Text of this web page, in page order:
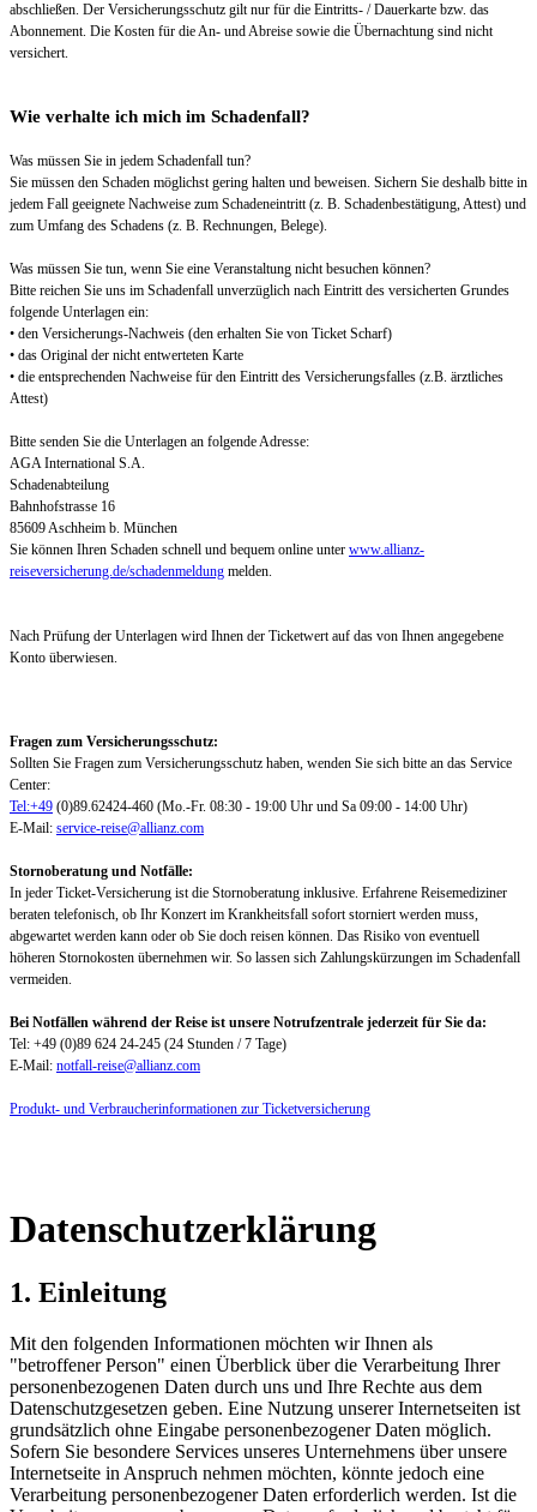
abschließen. Der Versicherungsschutz gilt nur für die Eintritts- / Dauerkarte bzw. das
Abonnement. Die Kosten für die An- und Abreise sowie die Übernachtung sind nicht
versichert.
Wie verhalte ich mich im Schadenfall?
Was müssen Sie in jedem Schadenfall tun?
Sie müssen den Schaden möglichst gering halten und beweisen. Sichern Sie deshalb bitte in
jedem Fall geeignete Nachweise zum Schadeneintritt (z. B. Schadenbestätigung, Attest) und
zum Umfang des Schadens (z. B. Rechnungen, Belege).
Was müssen Sie tun, wenn Sie eine Veranstaltung nicht besuchen können?
Bitte reichen Sie uns im Schadenfall unverzüglich nach Eintritt des versicherten Grundes
folgende Unterlagen ein:
• den Versicherungs-Nachweis (den erhalten Sie von Ticket Scharf)
• das Original der nicht entwerteten Karte
• die entsprechenden Nachweise für den Eintritt des Versicherungsfalles (z.B. ärztliches
Attest)
Bitte senden Sie die Unterlagen an folgende Adresse:
AGA International S.A.
Schadenabteilung
Bahnhofstrasse 16
85609 Aschheim b. München
Sie können Ihren Schaden schnell und bequem online unter www.allianz-
reiseversicherung.de/schadenmeldung melden.
Nach Prüfung der Unterlagen wird Ihnen der Ticketwert auf das von Ihnen angegebene
Konto überwiesen.
Fragen zum Versicherungsschutz:
Sollten Sie Fragen zum Versicherungsschutz haben, wenden Sie sich bitte an das Service
Center:
Tel:+49 (0)89.62424-460 (Mo.-Fr. 08:30 - 19:00 Uhr und Sa 09:00 - 14:00 Uhr)
E-Mail: service-reise@allianz.com
Stornoberatung und Notfälle:
In jeder Ticket-Versicherung ist die Stornoberatung inklusive. Erfahrene Reisemediziner
beraten telefonisch, ob Ihr Konzert im Krankheitsfall sofort storniert werden muss,
abgewartet werden kann oder ob Sie doch reisen können. Das Risiko von eventuell
höheren Stornokosten übernehmen wir. So lassen sich Zahlungskürzungen im Schadenfall
vermeiden.
Bei Notfällen während der Reise ist unsere Notrufzentrale jederzeit für Sie da:
Tel: +49 (0)89 624 24-245 (24 Stunden / 7 Tage)
E-Mail: notfall-reise@allianz.com
Produkt- und Verbraucherinformationen zur Ticketversicherung
Datenschutzerklärung
1. Einleitung
Mit den folgenden Informationen möchten wir Ihnen als
"betroffener Person" einen Überblick über die Verarbeitung Ihrer
personenbezogenen Daten durch uns und Ihre Rechte aus dem
Datenschutzgesetzen geben. Eine Nutzung unserer Internetseiten ist
grundsätzlich ohne Eingabe personenbezogener Daten möglich.
Sofern Sie besondere Services unseres Unternehmens über unsere
Internetseite in Anspruch nehmen möchten, könnte jedoch eine
Verarbeitung personenbezogener Daten erforderlich werden. Ist die